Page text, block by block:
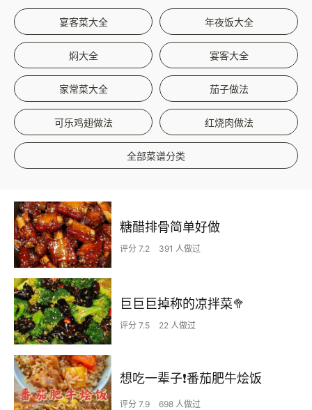
宴客菜大全 年夜饭大全
焖大全 宴客大全
家常菜大全 茄子做法
可乐鸡翅做法 红烧肉做法
全部菜谱分类
糖醋排骨简单好做
评分 7.2 391 人做过
巨巨巨掉称的凉拌菜🥦
评分 7.5 22 人做过
想吃一辈子❗️番茄肥牛烩饭
评分 7.9 698 人做过